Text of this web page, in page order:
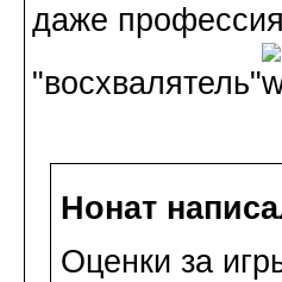
даже
"восхвалятель"
Нонат
Оценки за